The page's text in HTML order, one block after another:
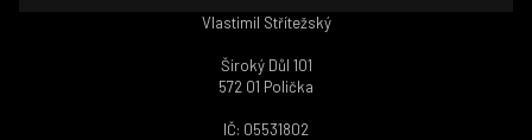
Vlastimil Střítežský
Široký Důl 101
572 01 Polička
IČ: 05531802